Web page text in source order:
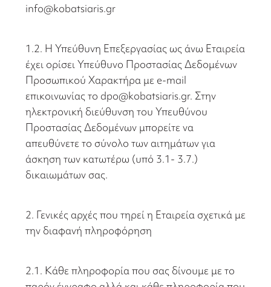
info@kobatsiaris.gr
1.2. Η Υπεύθυνη Επεξεργασίας ως άνω Εταιρεία
έχει ορίσει Υπεύθυνο Προστασίας Δεδομένων
Προσωπικού Χαρακτήρα με e-mail
επικοινωνίας το dpo@kobatsiaris.gr. Στην
ηλεκτρονική διεύθυνση του Υπευθύνου
Προστασίας Δεδομένων μπορείτε να
απευθύνετε το σύνολο των αιτημάτων για
άσκηση των κατωτέρω (υπό 3.1- 3.7.)
δικαιωμάτων σας.
2. Γενικές αρχές που τηρεί η Εταιρεία σχετικά με
την διαφανή πληροφόρηση
2.1. Κάθε πληροφορία που σας δίνουμε με το